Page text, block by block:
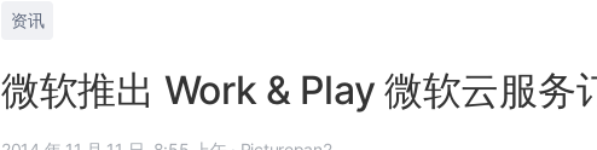
资讯
微软推出 Work & Play 微软云服务